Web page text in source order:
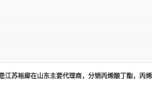
江苏裕廊在山东主要代理商，分销丙烯酸丁酯，丙